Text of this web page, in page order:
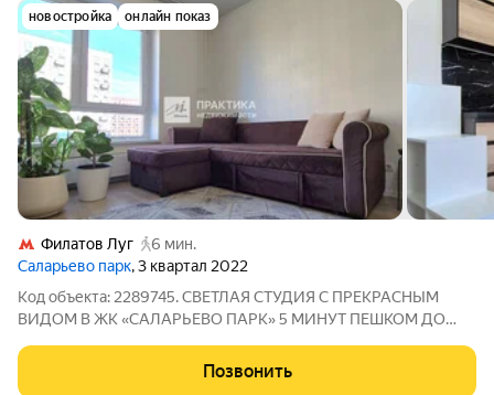
новостройка онлайн показ
Филатов Луг
6 мин.
Саларьево парк, 3 квартал 2022
Код объекта: 2289745. СВЕТЛАЯ СТУДИЯ С ПРЕКРАСНЫМ
ВИДОМ В ЖК «САЛАРЬЕВО ПАРК» 5 МИНУТ ПЕШКОМ ДО
и функциональная квартира-студия, расположенная в одном из
самых экологически чистых и современных
Позвонить